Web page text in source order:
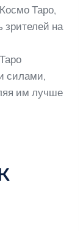
Таро,
зрителей на
силами,
им лучше